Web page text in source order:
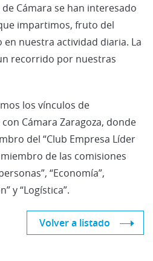
Cámara se han interesado
impartimos, fruto del
nuestra actividad diaria. La
recorrido por nuestras
los vínculos de
Cámara Zaragoza, donde
del “Club Empresa Líder
miembro de las comisiones
“Economía”,
y “Logística”.
Volver a listado